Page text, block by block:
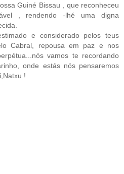
Guiné Bissau , que reconheceu
, rendendo -lhé uma digna
e considerado pelos teus
Cabral, repousa em paz e nos
vamos te recordando
onde estás nós pensaremos
!